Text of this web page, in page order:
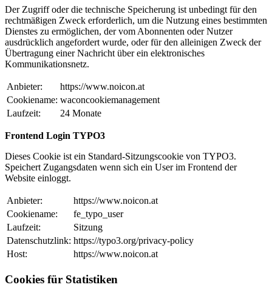
Der Zugriff oder die technische Speicherung ist unbedingt für den
rechtmäßigen Zweck erforderlich, um die Nutzung eines bestimmten
Dienstes zu ermöglichen, der vom Abonnenten oder Nutzer
ausdrücklich angefordert wurde, oder für den alleinigen Zweck der
Übertragung einer Nachricht über ein elektronisches
Kommunikationsnetz.
Anbieter:
https://www.noicon.at
Cookiename: waconcookiemanagement
Laufzeit:
24 Monate
Frontend Login TYPO3
Dieses Cookie ist ein Standard-Sitzungscookie von TYPO3.
Speichert Zugangsdaten wenn sich ein User im Frontend der
Website einloggt.
Anbieter:
https://www.noicon.at
Cookiename:
fe_typo_user
Laufzeit:
Sitzung
Datenschutzlink: https://typo3.org/privacy-policy
Host:
https://www.noicon.at
Cookies für Statistiken